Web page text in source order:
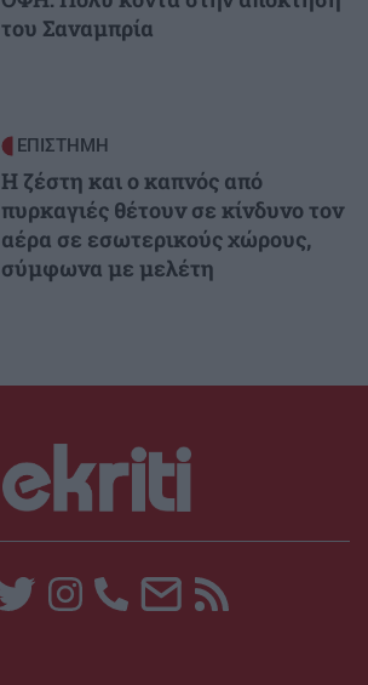
του Σαναμπρία
ΕΠΙΣΤΗΜΗ
Η ζέστη και ο καπνός από
πυρκαγιές θέτουν σε κίνδυνο τον
αέρα σε εσωτερικούς χώρους,
σύμφωνα με μελέτη